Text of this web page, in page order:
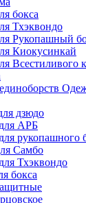
бокса
Тхэквондо
Рукопашный
Киокусинкай
Всестиливого
дзюдо
АРБ
рукопашного
Самбо
Тхэквондо
бокса